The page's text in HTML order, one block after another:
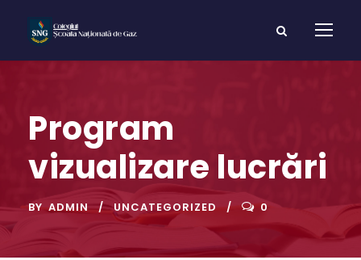
Program
vizualizare lucrări
BY ADMIN UNCATEGORIZED 0